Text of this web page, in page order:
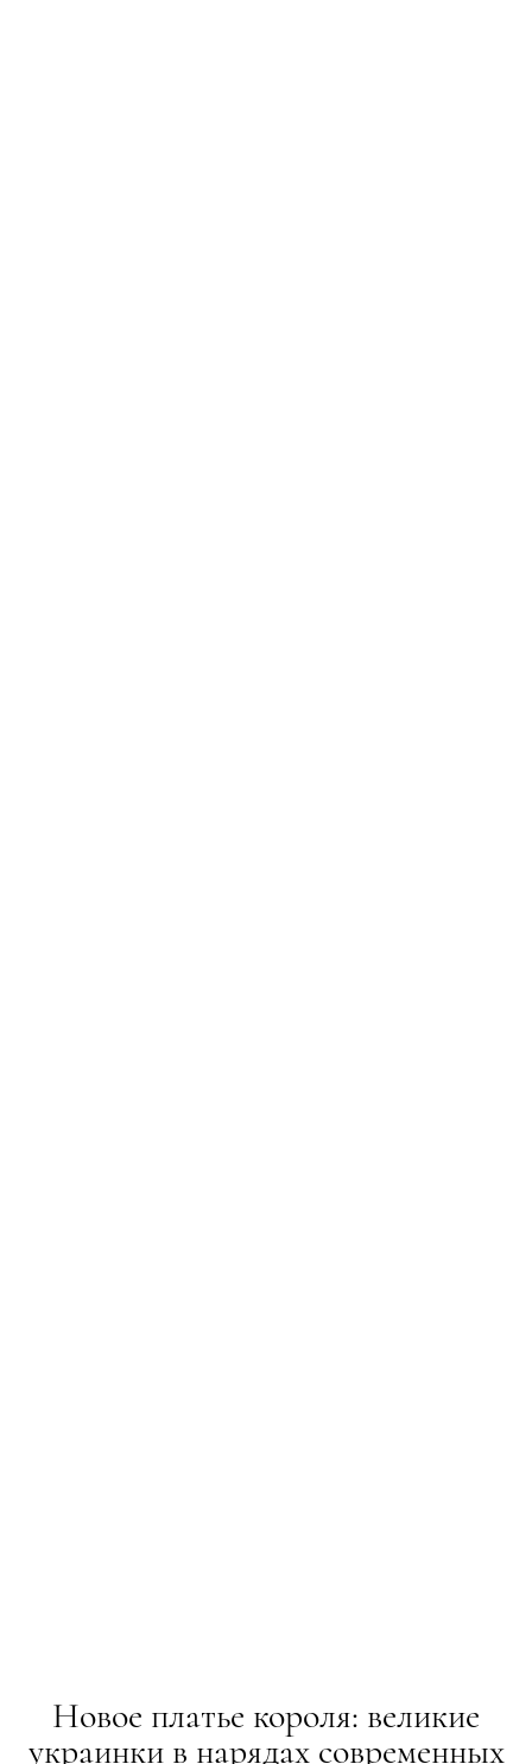
Новое платье короля: великие
украинки в нарядах современных